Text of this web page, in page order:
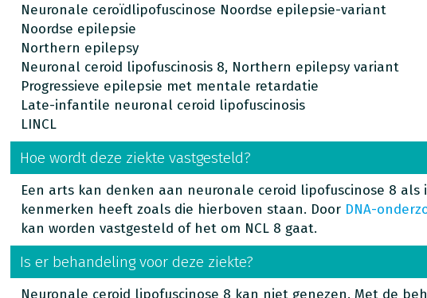
Neuronale ceroïdlipofuscinose Noordse epilepsie-variant
Noordse epilepsie
Northern epilepsy
Neuronal ceroid lipofuscinosis 8, Northern epilepsy variant
Progressieve epilepsie met mentale retardatie
Late-infantile neuronal ceroid lipofuscinosis
LINCL
Hoe wordt deze ziekte vastgesteld?
Een arts kan denken aan neuronale ceroid lipofuscinose 8 als
kenmerken heeft zoals die hierboven staan. Door DNA-
kan worden vastgesteld of het om NCL 8 gaat.
Is er behandeling voor deze ziekte?
Neuronale ceroid lipofuscinose 8 kan niet genezen. Met de